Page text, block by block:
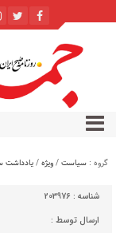
گروه : سیاست/ویژه/یادداشت
شناسه : 203976
ارسال توسط :